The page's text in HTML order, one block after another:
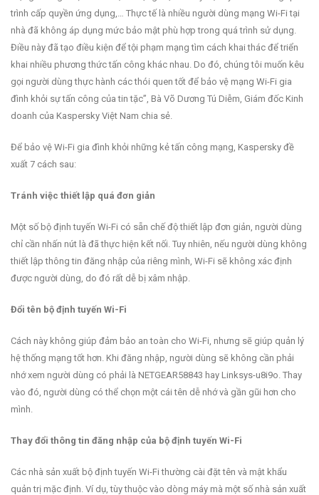
trình cấp quyền ứng dụng,… Thực tế là nhiều người dùng mạng Wi-Fi tại
nhà đã không áp dụng mức bảo mật phù hợp trong quá trình sử dụng.
Điều này đã tạo điều kiện để tội phạm mạng tìm cách khai thác để triển
khai nhiều phương thức tấn công khác nhau. Do đó, chúng tôi muốn kêu
gọi người dùng thực hành các thói quen tốt để bảo vệ mạng Wi-Fi gia
đình khỏi sự tấn công của tin tặc”, Bà Võ Dương Tú Diễm, Giám đốc Kinh
doanh của Kaspersky Việt Nam chia sẻ.
Để bảo vệ Wi-Fi gia đình khỏi những kẻ tấn công mạng, Kaspersky đề
xuất 7 cách sau:
Tránh việc thiết lập quá đơn giản
Một số bộ định tuyến Wi-Fi có sẵn chế độ thiết lập đơn giản, người dùng
chỉ cần nhấn nút là đã thực hiện kết nối. Tuy nhiên, nếu người dùng không
thiết lập thông tin đăng nhập của riêng mình, Wi-Fi sẽ không xác định
được người dùng, do đó rất dễ bị xâm nhập.
Đổi tên bộ định tuyến Wi-Fi
Cách này không giúp đảm bảo an toàn cho Wi-Fi, nhưng sẽ giúp quản lý
hệ thống mạng tốt hơn. Khi đăng nhập, người dùng sẽ không cần phải
nhớ xem người dùng có phải là NETGEAR58843 hay Linksys-u8i9o. Thay
vào đó, người dùng có thể chọn một cái tên dễ nhớ và gần gũi hơn cho
mình.
Thay đổi thông tin đăng nhập của bộ định tuyến Wi-Fi
Các nhà sản xuất bộ định tuyến Wi-Fi thường cài đặt tên và mật khẩu
quản trị mặc định. Ví dụ, tùy thuộc vào dòng máy mà một số nhà sản xuất